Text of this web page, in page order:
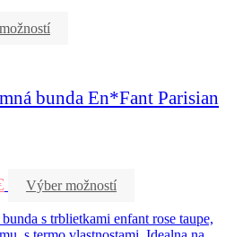
bunda En*Fant Parisian
Výber možností